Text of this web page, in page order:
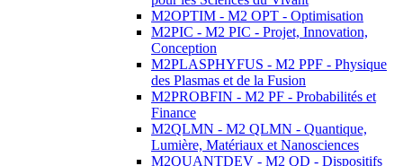
M2OPTIM - M2 OPT - Optimisation
M2PIC - M2 PIC - Projet, Innovation,
Conception
M2PLASPHYFUS - M2 PPF - Physique
des Plasmas et de la Fusion
M2PROBFIN - M2 PF - Probabilités et
Finance
M2QLMN - M2 QLMN - Quantique,
Lumière, Matériaux et Nanosciences
M2QUANTDEV - M2 QD - Dispositifs